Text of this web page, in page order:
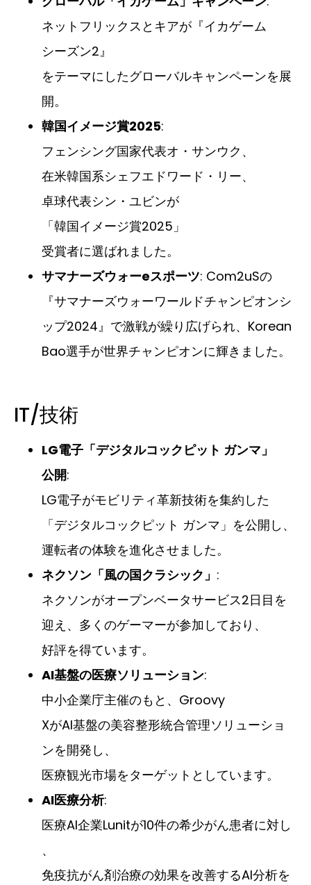
ネットフリックスとキアが『イカゲーム
シーズン2』
をテーマにしたグローバルキャンペーンを展
開。
韓国イメージ賞2025:
フェンシング国家代表オ・サンウク、
在米韓国系シェフエドワード・リー、
卓球代表シン・ユビンが
「韓国イメージ賞2025」
受賞者に選ばれました。
サマナーズウォーeスポーツ: Com2uSの
『サマナーズウォーワールドチャンピオンシ
ップ2024』で激戦が繰り広げられ、Korean
Bao選手が世界チャンピオンに輝きました。
IT/技術
LG電子「デジタルコックピット ガンマ」
公開:
LG電子がモビリティ革新技術を集約した
「デジタルコックピット ガンマ」を公開し、
運転者の体験を進化させました。
ネクソン「風の国クラシック」 :
ネクソンがオープンベータサービス2日目を
迎え、多くのゲーマーが参加しており、
好評を得ています。
AI基盤の医療ソリューション:
中小企業庁主催のもと、Groovy
XがAI基盤の美容整形統合管理ソリューショ
ンを開発し、
医療観光市場をターゲットとしています。
AI医療分析:
医療AI企業Lunitが10件の希少がん患者に対し
、
免疫抗がん剤治療の効果を改善するAI分析を